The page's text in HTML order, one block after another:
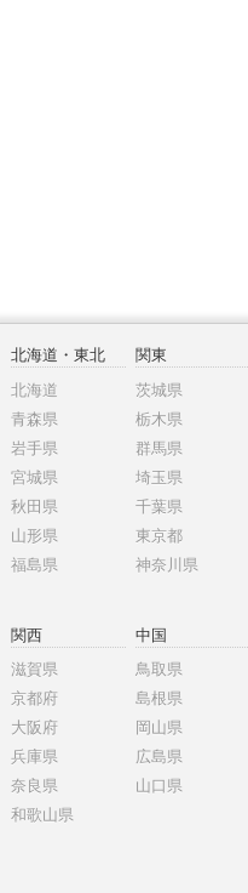
北海道・東北
北海道
青森県
岩手県
宮城県
秋田県
山形県
福島県
関東
茨城県
栃木県
群馬県
埼玉県
千葉県
東京都
神奈川県
関西
滋賀県
京都府
大阪府
兵庫県
奈良県
和歌山県
中国
鳥取県
島根県
岡山県
広島県
山口県